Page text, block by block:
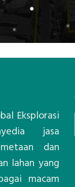
Eksplorasi
jasa
dan
lahan yang
macam